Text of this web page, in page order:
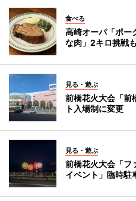
食べる
高崎オーパ「ポ
な肉」2キロ挑戦も
見る・遊ぶ
前橋花火大会「
ト入場制に変更
見る・遊ぶ
前橋花火大会「フ
イベント」臨時駐